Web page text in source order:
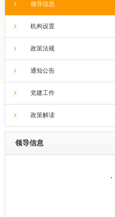
领导信息
机构设置
政策法规
通知公告
党建工作
政策解读
领导信息
.